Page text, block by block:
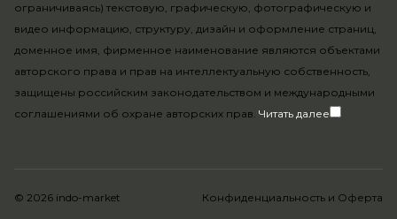
ограничиваясь) текстовую, графическую, фотографическую и
видео информацию, структуру, дизайн и оформление страниц,
доменное имя, фирменное наименование являются объектами
авторского права и прав на интеллектуальную собственность,
защищены российским законодательством и международными
соглашениями об охране авторских прав. Читать далее
© 2026 indo-market Конфиденциальность и Оферта